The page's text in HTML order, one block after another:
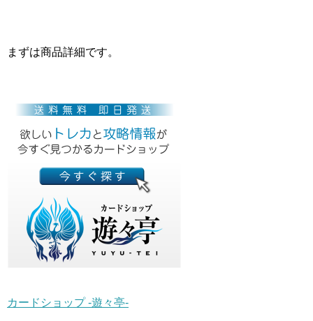
まずは商品詳細です。
カードショップ -遊々亭-